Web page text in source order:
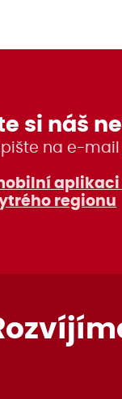
si náš
na e-mail
regionu